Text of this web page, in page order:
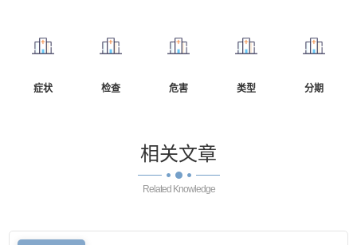
症状 检查 危害 类型 分期
相关文章
Related Knowledge